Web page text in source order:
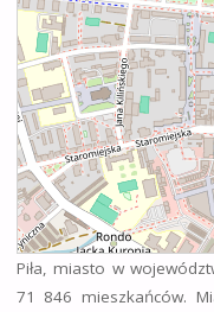
Piła, miasto w
71 846 mieszkańców.